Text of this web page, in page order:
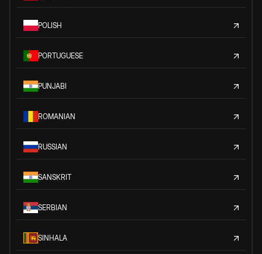
POLISH
PORTUGUESE
PUNJABI
ROMANIAN
RUSSIAN
SANSKRIT
SERBIAN
SINHALA